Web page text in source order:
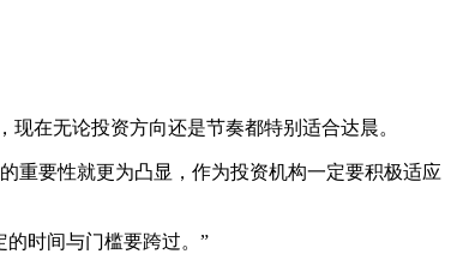
在无论投资方向还是节奏都特别适合达晨。
重要性就更为凸显，作为投资机构一定要积极适应
时间与门槛要跨过。”